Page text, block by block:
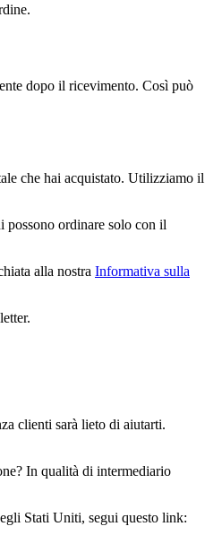
dopo il ricevimento. Così può
che hai acquistato. Utilizziamo il
possono ordinare solo con il
alla nostra Informativa sulla
clienti sarà lieto di aiutarti.
In qualità di intermediario
Stati Uniti, segui questo link: